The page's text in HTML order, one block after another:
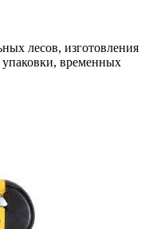
лесов, изготовления
временных